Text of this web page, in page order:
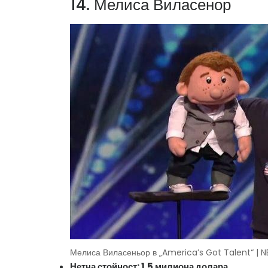
14. Мелиса Виласенор
Мелиса Виласеньор в „America’s Got Talent“ |